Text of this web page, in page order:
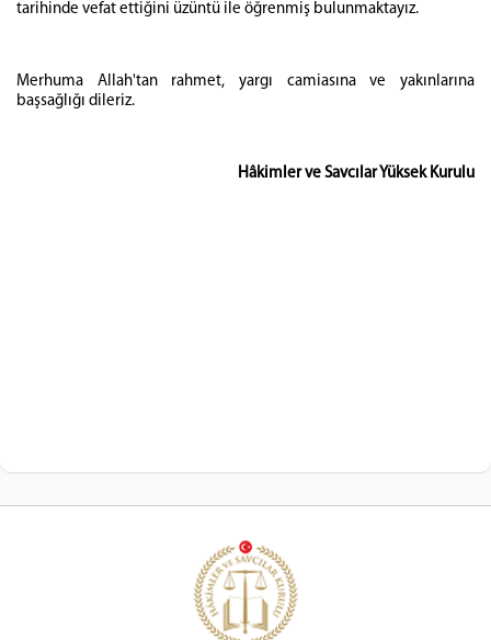
tarihinde vefat ettiğini üzüntü ile öğrenmiş bulunmaktayız.
Merhuma Allah'tan rahmet, yargı camiasına ve yakınlarına
başsağlığı dileriz.
Hâkimler ve Savcılar Yüksek Kurulu